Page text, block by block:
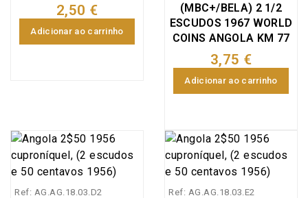
2,50 €
Adicionar ao carrinho
(MBC+/BELA) 2 1/2
ESCUDOS 1967 WORLD
COINS ANGOLA KM 77
3,75 €
Adicionar ao carrinho
Ref: AG.AG.18.03.D2 Ref: AG.AG.18.03.E2